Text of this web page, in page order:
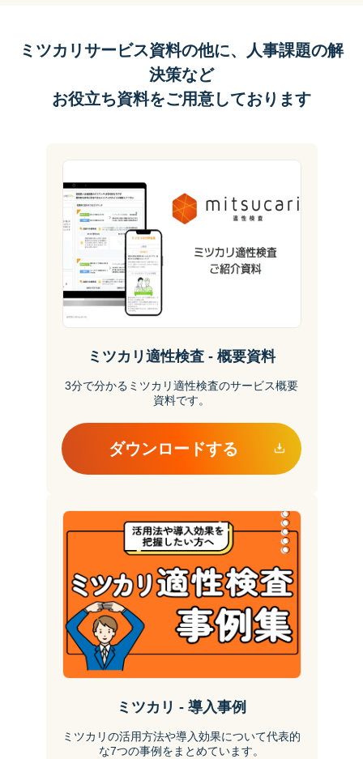
ミツカリサービス資料の他に、人事課題の解
決策など
お役立ち資料をご用意しております
ミツカリ適性検査 - 概要資料
3分で分かるミツカリ適性検査のサービス概要
資料です。
ダウンロードする
ミツカリ - 導入事例
ミツカリの活用方法や導入効果について代表的
な7つの事例をまとめています。